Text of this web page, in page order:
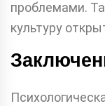
проблемами.
культуру